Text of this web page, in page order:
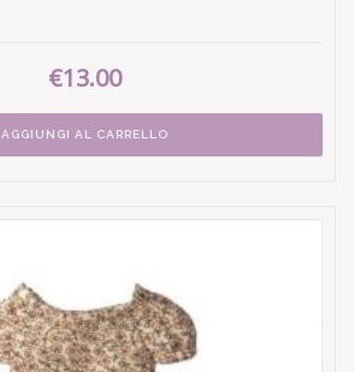
€13.00
AGGIUNGI AL CARRELLO